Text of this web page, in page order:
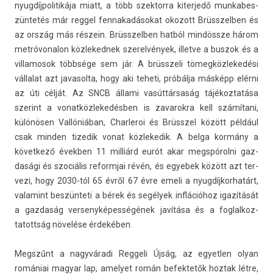
nyug­díjpolitikája miatt, a több szek­torra kiter­jedő mun­kabes­
züntetés már re­ggel fen­nakadásokat okozott Brüsszelb­en és
az ország más részein. Brüsszelb­en hatból mindössze három
met­róvonalon köz­leked­nek szerel­vények, il­let­ve a bus­zok és a
vil­lamosok többsége sem jár. A brüsszeli tömeg­közlekedési
vál­lalat azt javasol­ta, hogy aki teheti, próbálja másképp elérni
az úti célját. Az SNCB állami vasúttársaság tájékoz­tatása
szerint a vonat­közlekedésb­en is zavarok­ra kell számítani,
különösen Vallóniában, Char­leroi és Brüsszel között például
csak mind­en tizedik vonat köz­lekedik. A belga kormány a
követ­kező évekb­en 11 milliárd eurót akar megspórolni gaz­
dasági és szociális re­formjai révén, és egyebek között azt ter­
vezi, hogy 2030-tól 65 évről 67 évre emeli a nyug­díjkor­határt,
valamint beszünteti a bérek és segélyek inflációhoz igazítását
a gaz­daság ver­senyképes­ségének javítása és a fog­lalkoz­
tatottság növelése érdekében.
Megszűnt a nagyváradi Re­ggeli Újság, az egyetl­en olyan
romániai magyar lap, amelyet román be­fek­tetők hoz­tak létre,